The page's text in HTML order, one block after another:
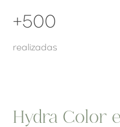
+500
realizadas
Hydra Color